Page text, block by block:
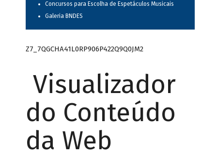
Concursos para Escolha de Espetáculos Musicais
Galeria BNDES
Z7_7QGCHA41L0RP906P422Q9Q0JM2
Visualizador
do Conteúdo
da Web